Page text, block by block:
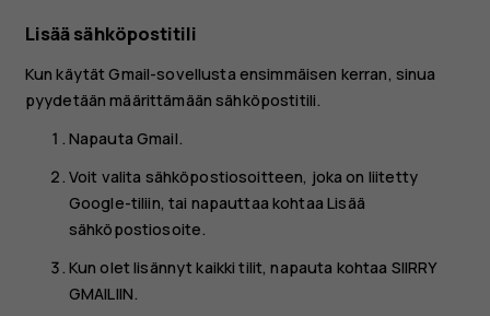
Lisää sähköpostitili
Kun käytät Gmail-sovellusta ensimmäisen kerran, sinua
pyydetään määrittämään sähköpostitili.
NapautaGmail.
Voit valita sähköpostiosoitteen, joka on liitetty
Google-tiliin, tai napauttaa kohtaaLisää
sähköpostiosoite.
Kun olet lisännyt kaikki tilit, napauta kohtaa SIIRRY
GMAILIIN.